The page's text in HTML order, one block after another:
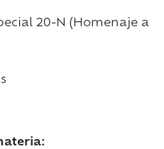
20-N (Homenaje a